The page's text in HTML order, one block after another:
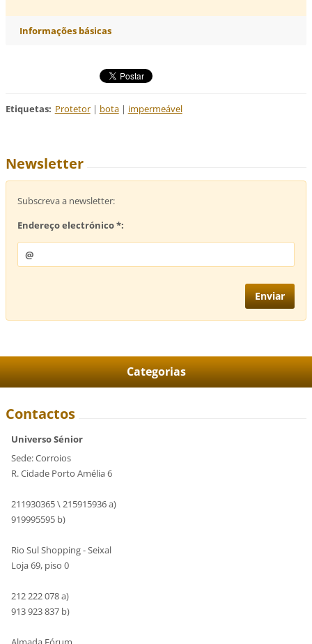
Informações básicas
Etiquetas: Protetor | bota | impermeável
Newsletter
Subscreva a newsletter:
Endereço electrónico *:
Categorias
Contactos
Universo Sénior
Sede: Corroios
R. Cidade Porto Amélia 6
211930365 \ 215915936 a)
919995595 b)
Rio Sul Shopping - Seixal
Loja 69, piso 0
212 222 078 a)
913 923 837 b)